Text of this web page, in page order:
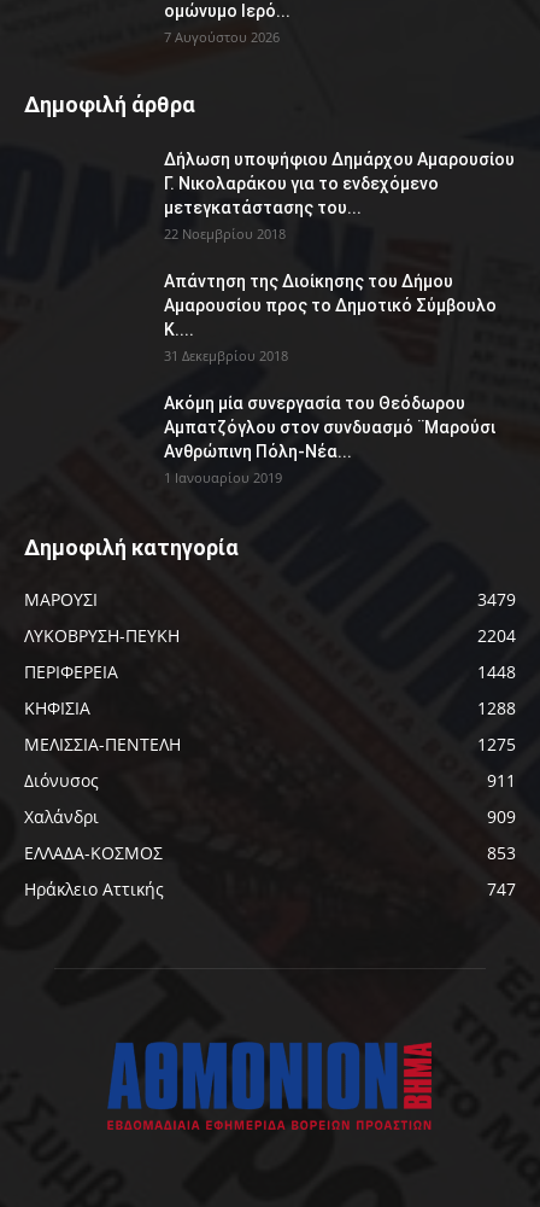
ομώνυμο Ιερό...
7 Αυγούστου 2026
Δημοφιλή άρθρα
Δήλωση υποψήφιου Δημάρχου Αμαρουσίου
Γ. Νικολαράκου για το ενδεχόμενο
μετεγκατάστασης του...
22 Νοεμβρίου 2018
Απάντηση της Διοίκησης του Δήμου
Αμαρουσίου προς το Δημοτικό Σύμβουλο
Κ....
31 Δεκεμβρίου 2018
Ακόμη μία συνεργασία του Θεόδωρου
Αμπατζόγλου στον συνδυασμό ¨Μαρούσι
Ανθρώπινη Πόλη-Νέα...
1 Ιανουαρίου 2019
Δημοφιλή κατηγορία
ΜΑΡΟΥΣΙ
3479
ΛΥΚΟΒΡΥΣΗ-ΠΕΥΚΗ
2204
ΠΕΡΙΦΕΡΕΙΑ
1448
ΚΗΦΙΣΙΑ
1288
ΜΕΛΙΣΣΙΑ-ΠΕΝΤΕΛΗ
1275
Διόνυσος
911
Χαλάνδρι
909
ΕΛΛΑΔΑ-ΚΟΣΜΟΣ
853
Ηράκλειο Αττικής
747